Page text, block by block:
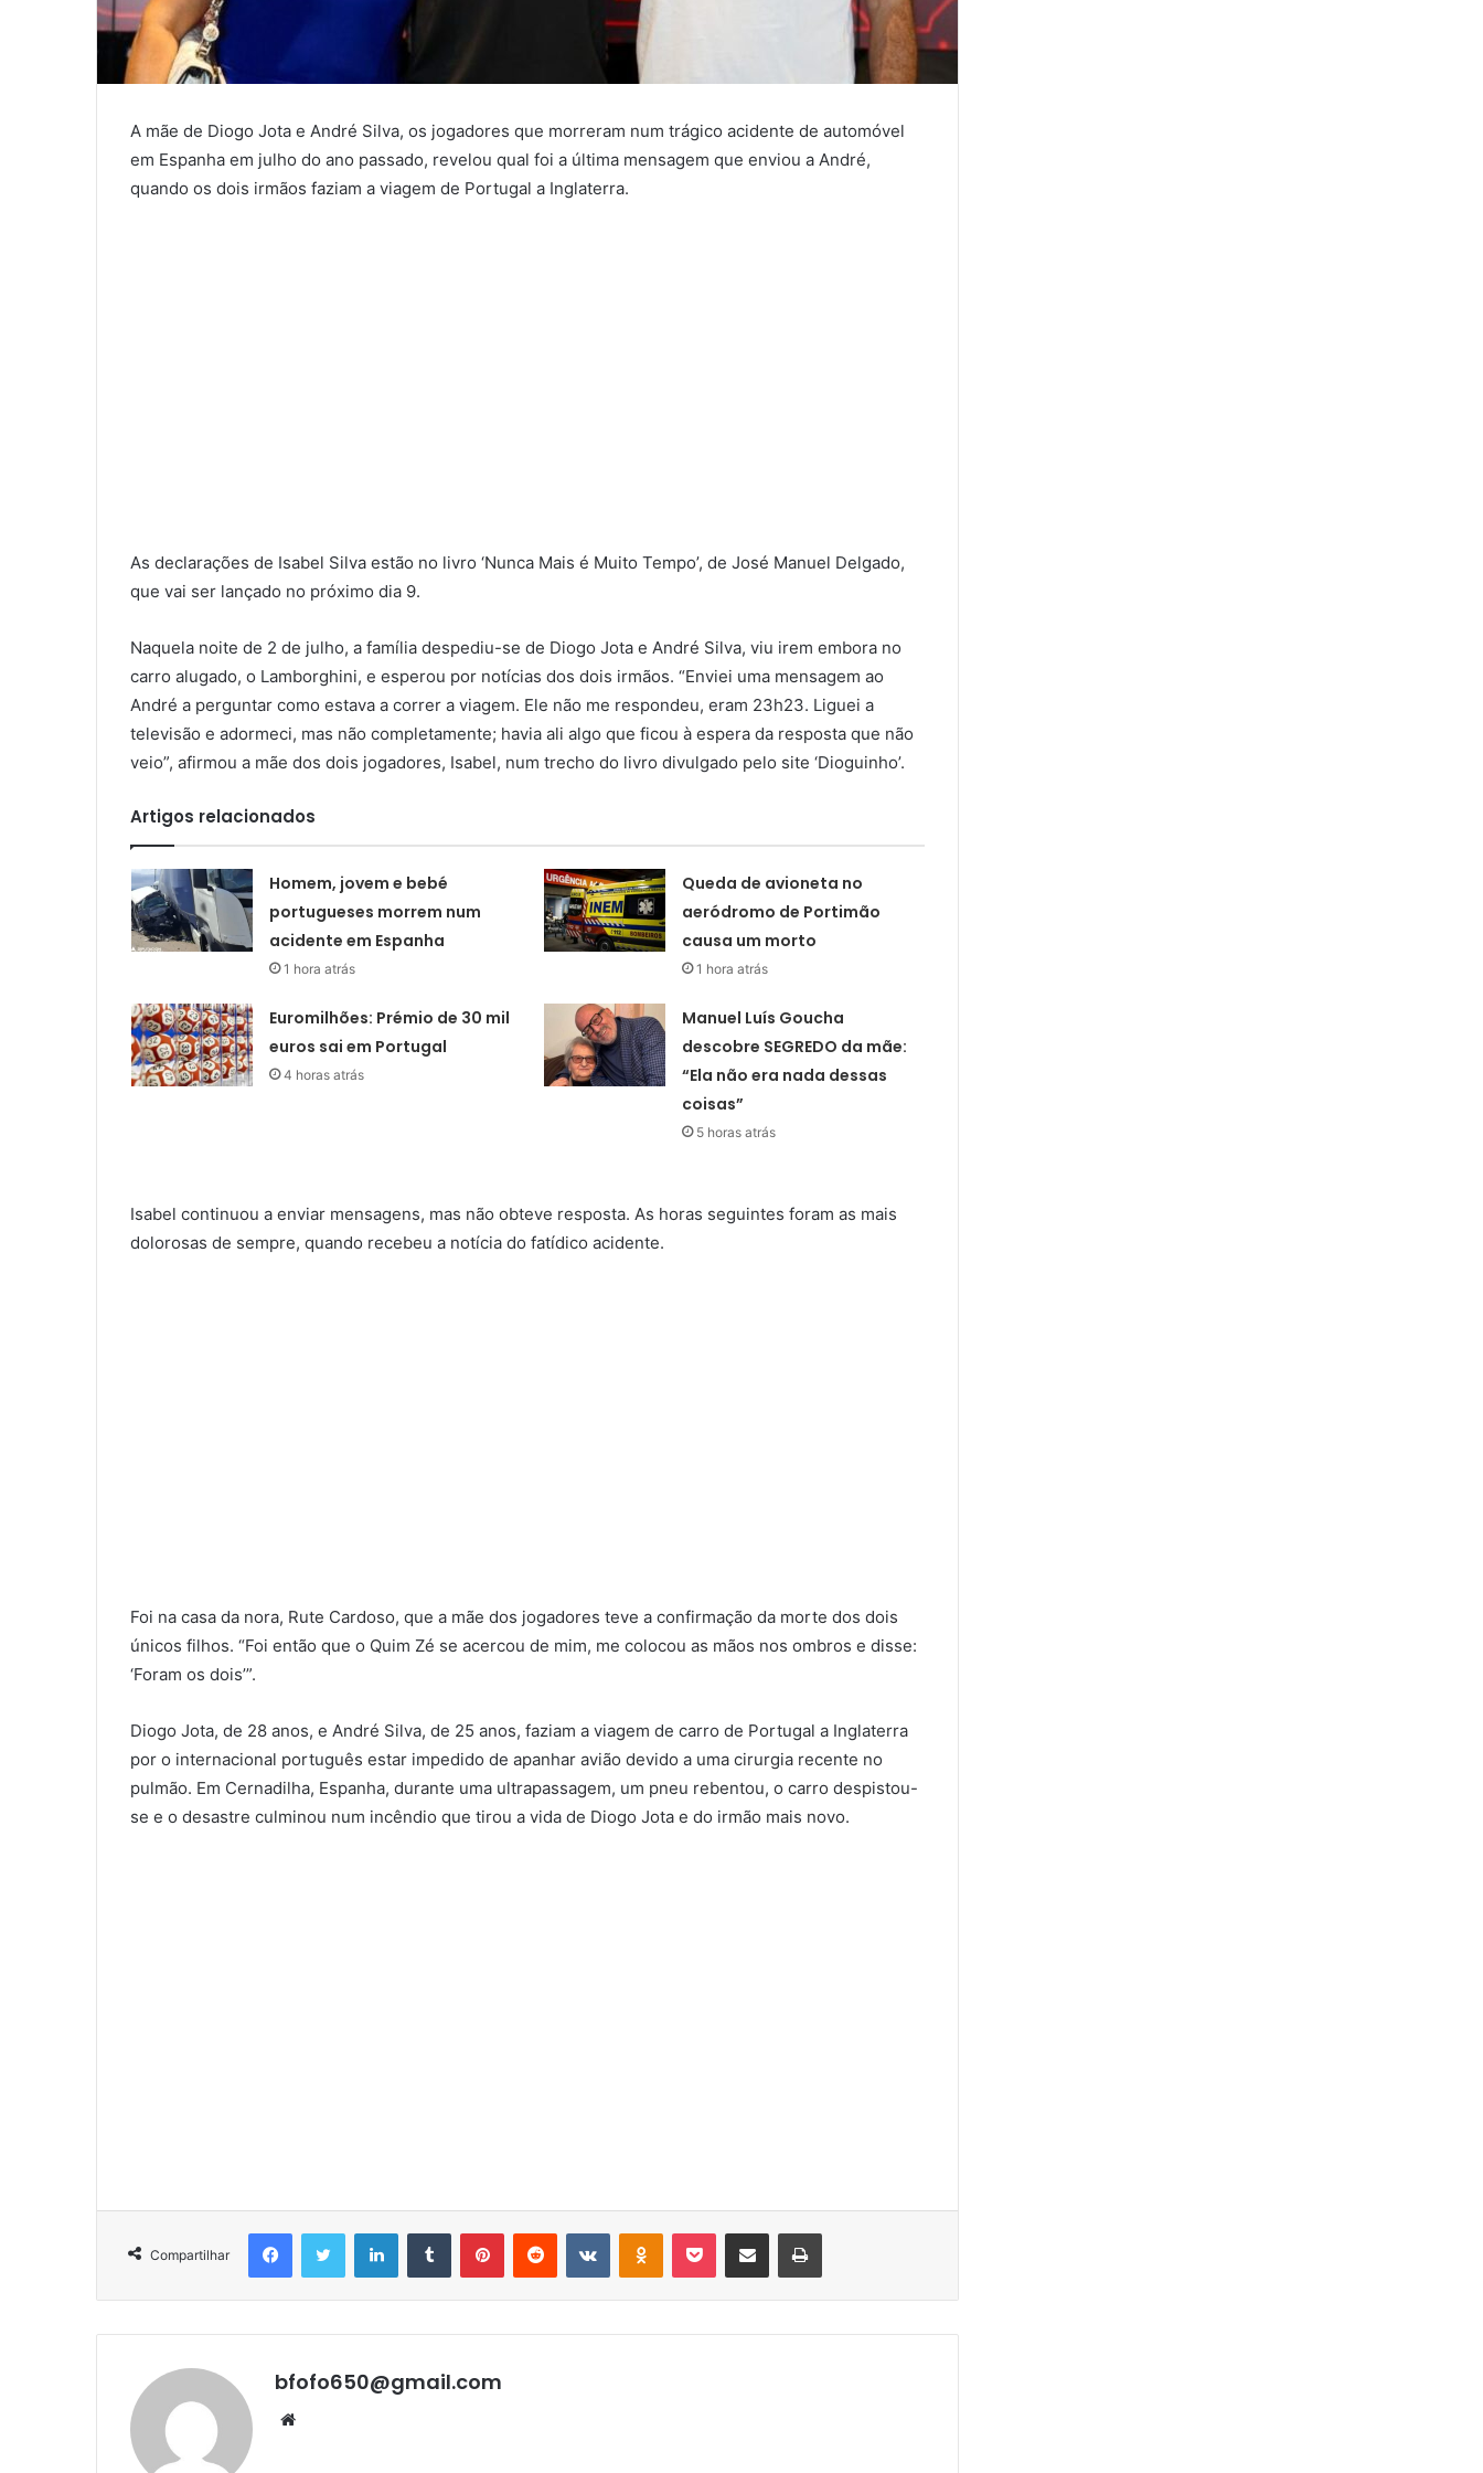
A mãe de Diogo Jota e André Silva, os jogadores que morreram num trágico acidente de automóvel
em Espanha em julho do ano passado, revelou qual foi a última mensagem que enviou a André,
quando os dois irmãos faziam a viagem de Portugal a Inglaterra.
As declarações de Isabel Silva estão no livro ‘Nunca Mais é Muito Tempo’, de José Manuel Delgado,
que vai ser lançado no próximo dia 9.
Naquela noite de 2 de julho, a família despediu-se de Diogo Jota e André Silva, viu irem embora no
carro alugado, o Lamborghini, e esperou por notícias dos dois irmãos. “Enviei uma mensagem ao
André a perguntar como estava a correr a viagem. Ele não me respondeu, eram 23h23. Liguei a
televisão e adormeci, mas não completamente; havia ali algo que ficou à espera da resposta que não
veio”, afirmou a mãe dos dois jogadores, Isabel, num trecho do livro divulgado pelo site ‘Dioguinho’.
Artigos relacionados
Homem, jovem e bebé
portugueses morrem num
acidente em Espanha
1 hora atrás
Queda de avioneta no
aeródromo de Portimão
causa um morto
1 hora atrás
Euromilhões: Prémio de 30 mil
euros sai em Portugal
4 horas atrás
Manuel Luís Goucha
descobre SEGREDO da mãe:
“Ela não era nada dessas
coisas”
5 horas atrás
Isabel continuou a enviar mensagens, mas não obteve resposta. As horas seguintes foram as mais
dolorosas de sempre, quando recebeu a notícia do fatídico acidente.
Foi na casa da nora, Rute Cardoso, que a mãe dos jogadores teve a confirmação da morte dos dois
únicos filhos. “Foi então que o Quim Zé se acercou de mim, me colocou as mãos nos ombros e disse:
‘Foram os dois’”.
Diogo Jota, de 28 anos, e André Silva, de 25 anos, faziam a viagem de carro de Portugal a Inglaterra
por o internacional português estar impedido de apanhar avião devido a uma cirurgia recente no
pulmão. Em Cernadilha, Espanha, durante uma ultrapassagem, um pneu rebentou, o carro despistou-
se e o desastre culminou num incêndio que tirou a vida de Diogo Jota e do irmão mais novo.
Compartilhar
FacebookTwitter LinkedinTumblr PinterestReddit VK OK Pocket Compartilhar via e-mail Imprimir
bfofo650@gmail.com
Website